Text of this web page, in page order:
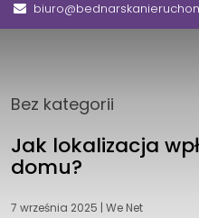
Bez kategorii
Jak lokalizacja
domu?
7 września 2025 | We Net